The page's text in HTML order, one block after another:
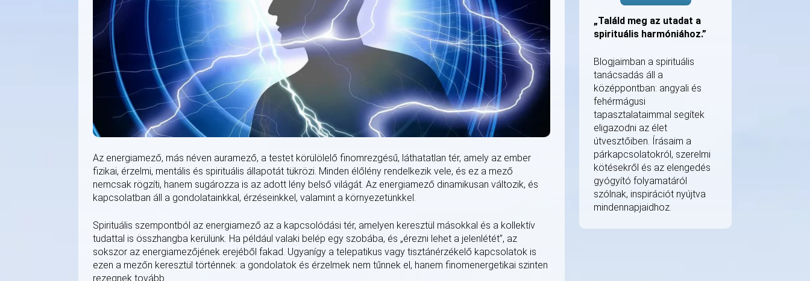
Az energiamező, más néven auramező, a testet körülölelő finomrezgésű, láthatatlan tér, amely az ember
fizikai, érzelmi, mentális és spirituális állapotát tükrözi. Minden élőlény rendelkezik vele, és ez a mező
nemcsak rögzíti, hanem sugározza is az adott lény belső világát. Az energiamező dinamikusan változik, és
kapcsolatban áll a gondolatainkkal, érzéseinkkel, valamint a környezetünkkel.
Spirituális szempontból az energiamező az a kapcsolódási tér, amelyen keresztül másokkal és a kollektív
tudattal is összhangba kerülünk. Ha például valaki belép egy szobába, és „érezni lehet a jelenlétét”, az
sokszor az energiamezőjének erejéből fakad. Ugyanígy a telepatikus vagy tisztánérzékelő kapcsolatok is
ezen a mezőn keresztül történnek: a gondolatok és érzelmek nem tűnnek el, hanem finomenergetikai szinten
rezegnek tovább.
„Találd meg az utadat a
spirituális harmóniához.”
Blogjaimban a spirituális
tanácsadás áll a
középpontban: angyali és
fehérmágusi
tapasztalataimmal segítek
eligazodni az élet
útvesztőiben. Írásaim a
párkapcsolatokról, szerelmi
kötésekről és az elengedés
gyógyító folyamatáról
szólnak, inspirációt nyújtva
mindennapjaidhoz.